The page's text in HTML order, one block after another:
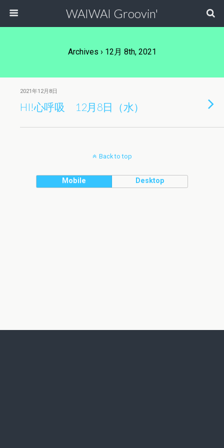
WAIWAI Groovin'
Archives › 12月 8th, 2021
2021年12月8日
HI!心呼吸 12月8日（水）
Back to top
Mobile Desktop